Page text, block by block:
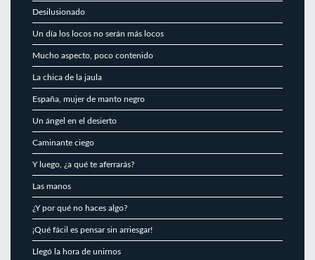
Desilusionado
Un día los locos no serán más locos
Mucho aspecto, poco contenido
La chica de la jaula
España, mujer de manto negro
Un ángel en el desierto
Caminante ciego
Y luego, ¿a qué te aferrarás?
Las manos
¿Y por qué no haces algo?
¡Qué fácil es pensar sin arriesgar!
Llegó la hora de unirnos